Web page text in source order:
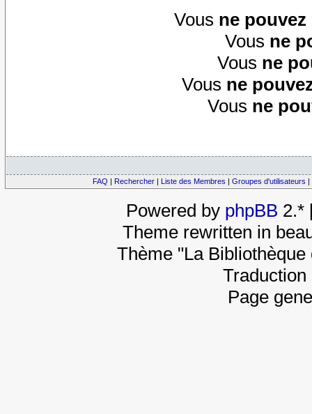
Vous ne pouvez
Vous ne
Vous ne
Vous ne
Vous ne
FAQ | Rechercher | Liste des Membres | Groupes d'utilisateurs |
Powered by phpBB 2.*
Theme rewritten in
Thème "La
Page